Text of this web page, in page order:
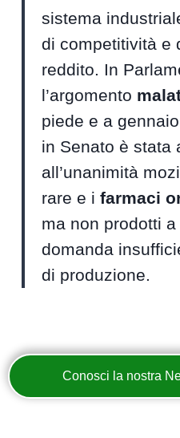
sistema
di competitività e
reddito. In
l’argomento
piede e a
in Senato è stata
all’unanimità
rare e ifarmaci
ma non prodotti
domanda
di produzione.
Conosci la nostra